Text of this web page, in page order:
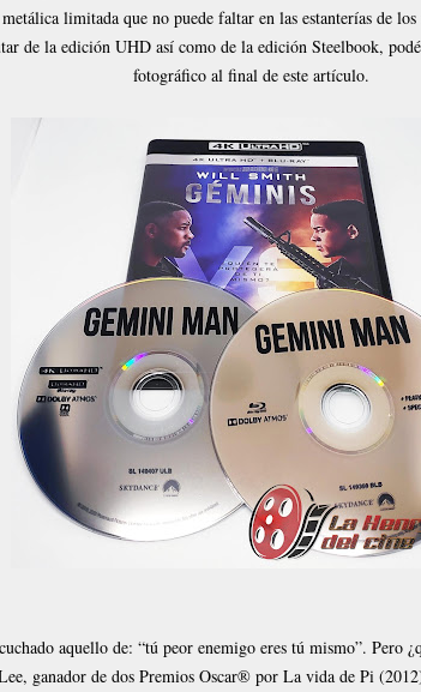
limitada que no puede faltar en las estanterías de
de la edición UHD así como de la edición Steelbook,
fotográfico al final de este artículo.
aquello de: “tú peor enemigo eres tú mismo”. Pero
ganador de dos Premios Oscar® por La vida de Pi